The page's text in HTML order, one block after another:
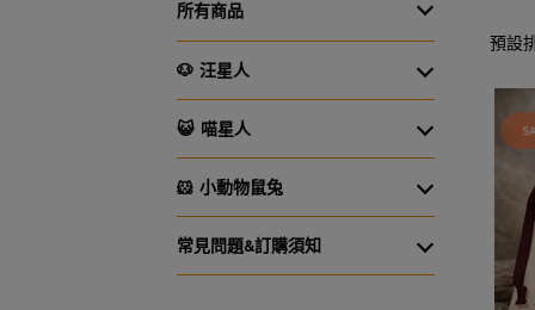
所有商品
🐶 汪星人
😺 喵星人
🐹 小動物鼠兔
常見問題&訂購須知
預設